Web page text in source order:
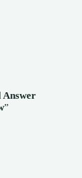
Answer
”